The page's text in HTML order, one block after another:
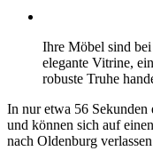
Ihre Möbel sind
elegante Vitrine,
robuste Truhe
In nur etwa 56 Sekunden
und können sich auf
nach Oldenburg